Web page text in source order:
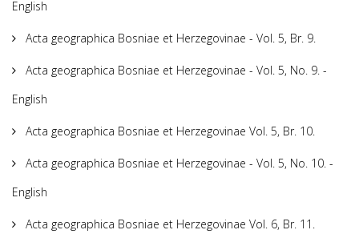
English
Acta geographica Bosniae et Herzegovinae - Vol. 5, Br. 9.
Acta geographica Bosniae et Herzegovinae - Vol. 5, No. 9. -
English
Acta geographica Bosniae et Herzegovinae Vol. 5, Br. 10.
Acta geographica Bosniae et Herzegovinae - Vol. 5, No. 10. -
English
Acta geographica Bosniae et Herzegovinae Vol. 6, Br. 11.